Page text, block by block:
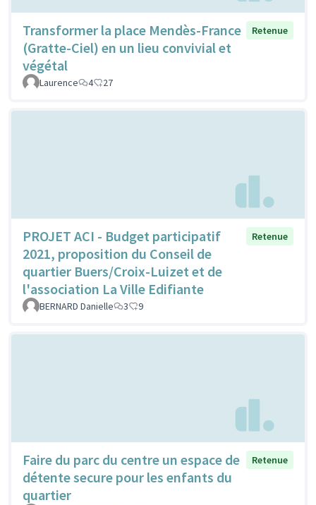
Transformer la place Mendès-France
(Gratte-Ciel) en un lieu convivial et
végétal
Retenue
Laurence 4 27
PROJET ACI - Budget participatif
2021, proposition du Conseil de
quartier Buers/Croix-Luizet et de
l'association La Ville Edifiante
Retenue
BERNARD Danielle 3 9
Faire du parc du centre un espace de
détente secure pour les enfants du
quartier
Retenue